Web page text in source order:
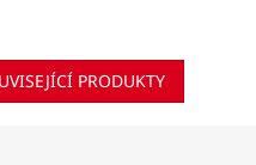
PRODUKTY